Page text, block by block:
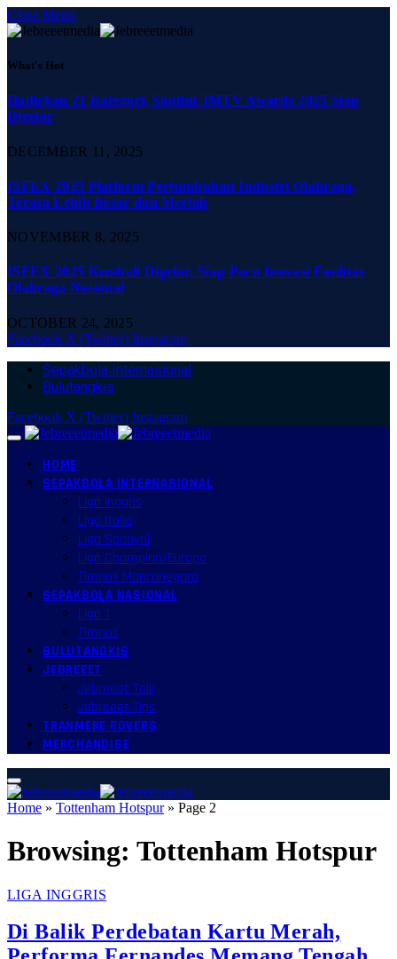
Close Menu
What's Hot
Hadirkan 21 Kategori, Santini JMTV Awards 2025 Siap
Digelar
DECEMBER 11, 2025
ISFEX 2025 Platform Pertumbuhan Industri Olahraga,
Terasa Lebih Besar dan Meriah
NOVEMBER 8, 2025
ISFEX 2025 Kembali Digelar, Siap Pacu Inovasi Fasilitas
Olahraga Nasional
OCTOBER 24, 2025
Facebook X (Twitter) Instagram
Sepakbola Internasional
Bulutangkis
Facebook X (Twitter) Instagram
HOME
SEPAKBOLA INTERNASIONAL
Liga Inggris
Liga Italia
Liga Spanyol
Liga Champion/Europa
Timnas Mancanegara
SEPAKBOLA NASIONAL
Liga 1
Timnas
BULUTANGKIS
JEBREEET
Jebreeet Talk
Jebreeet Tips
TRANMERE ROVERS
MERCHANDISE
Home » Tottenham Hotspur» Page 2
Browsing: Tottenham Hotspur
LIGA INGGRIS
Di Balik Perdebatan Kartu Merah,